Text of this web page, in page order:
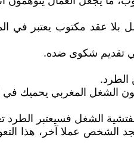
الطرد.
أنه ليس مبررا مقبولا للطرد من العمل تقديم
الشغل فسيعتبر
6 أشهر مدة كافيا جدا ليجد